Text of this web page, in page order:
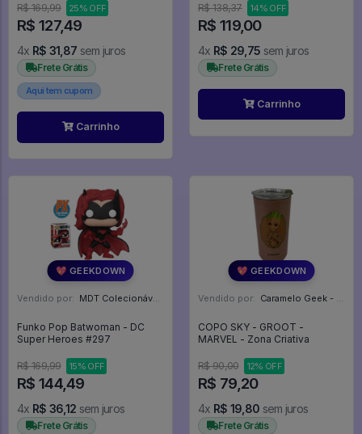
R$ 169,99 25% OFF
R$ 127,49
4x R$ 31,87 sem juros
Frete Grátis
Aqui tem cupom
Carrinho
R$ 138,37
14% OFF
R$ 119,00
4x R$ 29,75 sem juros
Frete Grátis
Carrinho
💖 GEEKDOWN
Vendido por: MDT Colecionáveis - DF
Funko Pop Batwoman - DC
Super Heroes #297
R$ 169,99 15% OFF
R$ 144,49
4x R$ 36,12 sem juros
Frete Grátis
💖 GEEKDOWN
Vendido por: Caramelo Geek - DF
COPO SKY - GROOT -
MARVEL - Zona Criativa
R$ 90,00 12% OFF
R$ 79,20
4x R$ 19,80 sem juros
Frete Grátis